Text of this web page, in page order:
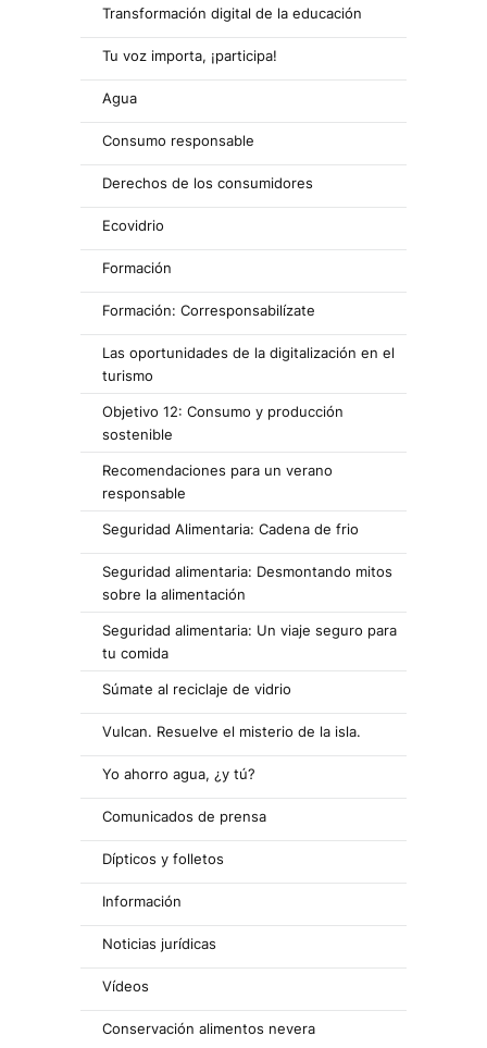
Transformación digital de la educación
Tu voz importa, ¡participa!
Agua
Consumo responsable
Derechos de los consumidores
Ecovidrio
Formación
Formación: Corresponsabilízate
Las oportunidades de la digitalización en el
turismo
Objetivo 12: Consumo y producción
sostenible
Recomendaciones para un verano
responsable
Seguridad Alimentaria: Cadena de frio
Seguridad alimentaria: Desmontando mitos
sobre la alimentación
Seguridad alimentaria: Un viaje seguro para
tu comida
Súmate al reciclaje de vidrio
Vulcan. Resuelve el misterio de la isla.
Yo ahorro agua, ¿y tú?
Comunicados de prensa
Dípticos y folletos
Información
Noticias jurídicas
Vídeos
Conservación alimentos nevera